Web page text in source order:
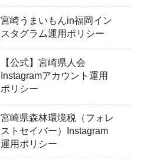
宮崎うまいもんin福岡イン
スタグラム運用ポリシー
【公式】宮崎県人会
Instagramアカウント運用
ポリシー
宮崎県森林環境税（フォレ
ストセイバー）Instagram
運用ポリシー